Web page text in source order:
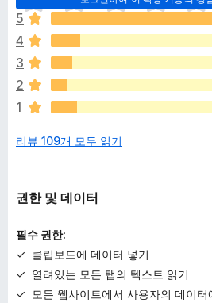
직
평
점
이
없
습
니
5
4
3
2
1
리뷰 109개 모두 읽기
권한 및 데이터
필수 권한:
클립보드에 데이터 넣기
열려있는 모든 탭의 텍스트 읽기
모든 웹사이트에서 사용자의 데이터